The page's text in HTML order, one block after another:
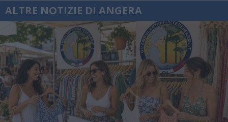
ALTRE NOTIZIE DI ANGERA